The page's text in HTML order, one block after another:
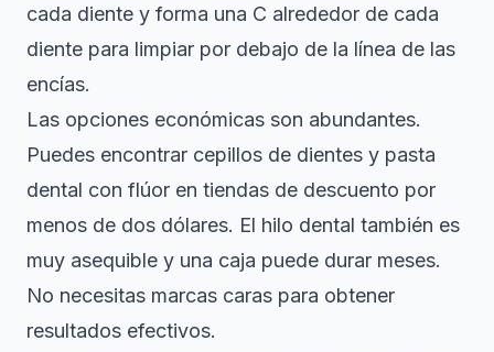
cada diente y forma una C alrededor de cada
diente para limpiar por debajo de la línea de las
encías.
Las opciones económicas son abundantes.
Puedes encontrar cepillos de dientes y pasta
dental con flúor en tiendas de descuento por
menos de dos dólares. El hilo dental también es
muy asequible y una caja puede durar meses.
No necesitas marcas caras para obtener
resultados efectivos.